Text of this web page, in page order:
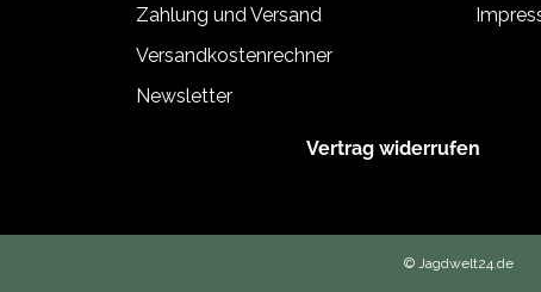
Zahlung und Versand
Versandkostenrechner
Newsletter
Vertrag widerrufen
© Jagdwelt24.de